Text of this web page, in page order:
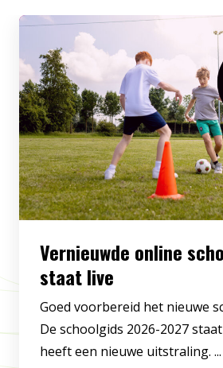
Vernieuwde online
staat live
Goed voorbereid het nieuwe
De schoolgids 2026-2027
heeft een nieuwe uitstraling. ...